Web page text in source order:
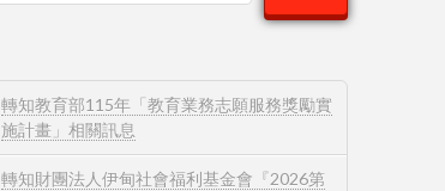
轉知教育部115年「教育業務志願服務獎勵實
施計畫」相關訊息
轉知財團法人伊甸社會福利基金會『2026第